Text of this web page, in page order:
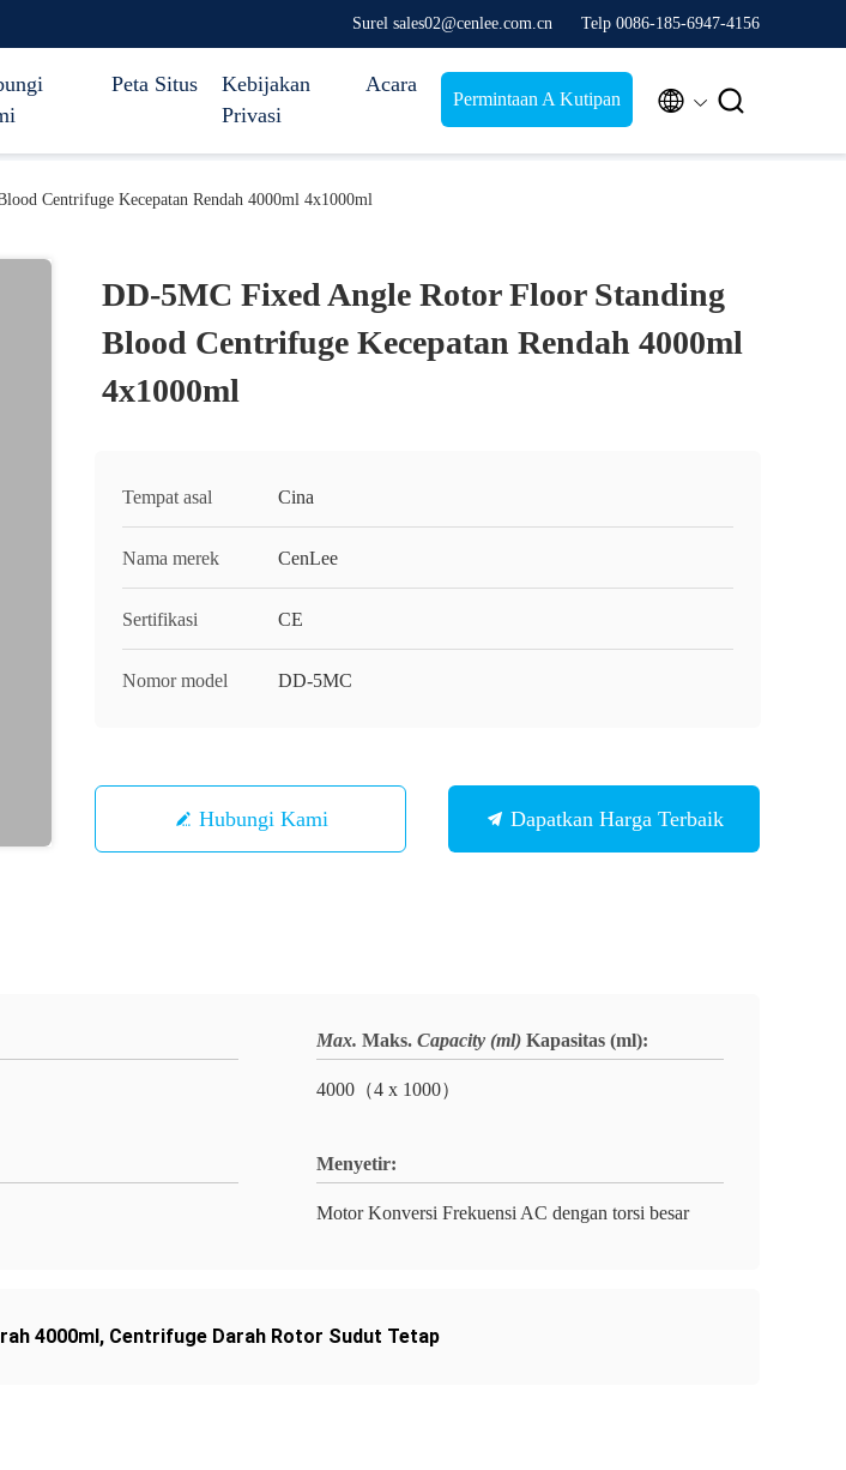
Surel sales02@cenlee.com.cn Telp 0086-185-6947-4156
Peta Situs
Kebijakan
Privasi
Acara
Permintaan A Kutipan  
Centrifuge Kecepatan Rendah 4000ml 4x1000ml
DD-5MC Fixed Angle Rotor Floor Standing
Blood Centrifuge Kecepatan Rendah 4000ml
4x1000ml
Tempat asal Cina
Nama merek CenLee
Sertifikasi CE
Nomor model DD-5MC
Hubungi Kami Dapatkan Harga Terbaik
Max. Maks. Capacity (ml) Kapasitas (ml):
4000（4 x 1000）
Menyetir:
Motor Konversi Frekuensi AC dengan torsi besar
4000ml, Centrifuge Darah Rotor Sudut Tetap